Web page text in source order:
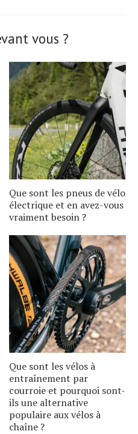
vous ?
Que sont les pneus de vélo
électrique et en avez-vous
vraiment besoin ?
Que sont les vélos à
entraînement par
courroie et pourquoi sont-
ils une alternative
populaire aux vélos à
chaîne ?